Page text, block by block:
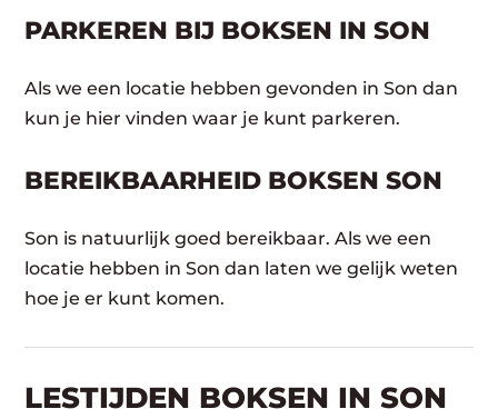
PARKEREN BIJ BOKSEN IN SON
Als we een locatie hebben gevonden in Son dan
kun je hier vinden waar je kunt parkeren.
BEREIKBAARHEID BOKSEN SON
Son is natuurlijk goed bereikbaar. Als we een
locatie hebben in Son dan laten we gelijk weten
hoe je er kunt komen.
LESTIJDEN BOKSEN IN SON